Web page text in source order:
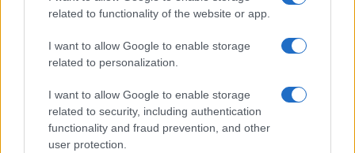
related to functionality of the website or app.
I want to allow Google to enable storage
related to personalization.
I want to allow Google to enable storage
related to security, including authentication
functionality and fraud prevention, and other
user protection.
test ride e vantaggi economici
Davide Ferraro · 9 Giu 2026
GUIDE